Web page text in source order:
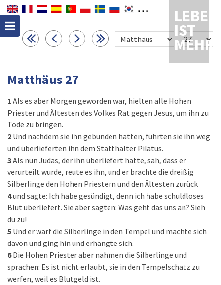
LEBEN
IST
MEHR
Matthäus 27
1 Als es aber Morgen geworden war, hielten alle Hohen
Priester und Ältesten des Volkes Rat gegen Jesus, um ihn zu
Tode zu bringen.
2 Und nachdem sie ihn gebunden hatten, führten sie ihn weg
und überlieferten ihn dem Statthalter Pilatus.
3Als nun Judas, der ihn überliefert hatte, sah, dass er
verurteilt wurde, reute es ihn, und er brachte die dreißig
Silberlinge den Hohen Priestern und den Ältesten zurück
4und sagte: Ich habe gesündigt, denn ich habe schuldloses
Blut überliefert. Sie aber sagten: Was geht das uns an? Sieh
du zu!
5 Und er warf die Silberlinge in den Tempel und machte sich
davon und ging hin und erhängte sich.
6 Die Hohen Priester aber nahmen die Silberlinge und
sprachen: Es ist nicht erlaubt, sie in den Tempelschatz zu
werfen, weil es Blutgeld ist.